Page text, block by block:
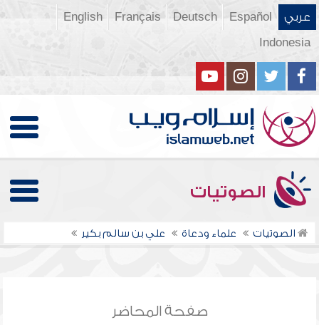
عربي Español
Deutsch
Français
English
Indonesia
الصوتيات
الصوتيات علماء ودعاة علي بن سالم بكير
صفحة المحاضر